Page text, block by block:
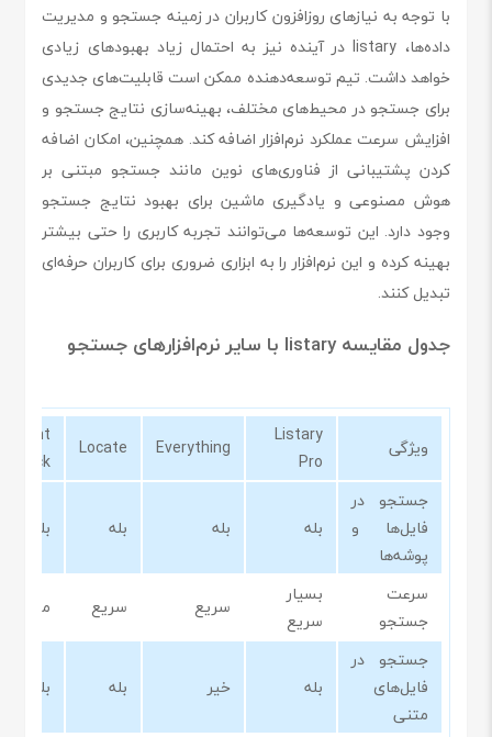
با توجه به نیازهای روزافزون کاربران در زمینه جستجو و مدیریت
داده‌ها، listary در آینده نیز به احتمال زیاد بهبودهای زیادی
خواهد داشت. تیم توسعه‌دهنده ممکن است قابلیت‌های جدیدی
برای جستجو در محیط‌های مختلف، بهینه‌سازی نتایج جستجو و
افزایش سرعت عملکرد نرم‌افزار اضافه کند. همچنین، امکان اضافه
کردن پشتیبانی از فناوری‌های نوین مانند جستجو مبتنی بر
هوش مصنوعی و یادگیری ماشین برای بهبود نتایج جستجو
وجود دارد. این توسعه‌ها می‌توانند تجربه کاربری را حتی بیشتر
بهینه کرده و این نرم‌افزار را به ابزاری ضروری برای کاربران حرفه‌ای
تبدیل کنند.
جدول مقایسه listary با سایر نرم‌افزارهای جستجو
ویژگی
Listary
Pro
Everything
Locate
Agent
جستجو در
فایل‌ها و
پوشه‌ها
بله بله بله بله
سرعت
جستجو
بسیار
سریع
سریع سریع
متوسط
جستجو در
فایل‌های
متنی
بله خیر بله بله